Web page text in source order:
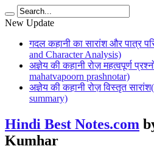
New Update
गदल कहानी का सारांश और पात्र
and Character Analysis)
अज्ञेय की कहानी रोज़ महत्वपूर्ण
mahatvapoorn prashnotar)
अज्ञेय की कहानी रोज़ विस्तृत
summary)
Hindi Best Notes.com
Kumhar